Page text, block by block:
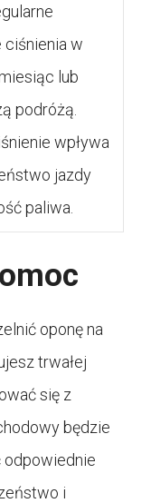
ciśnienia w
lub
podróżą.
wpływa
jazdy
paliwa.
oponę na
trwałej
się z
będzie
odpowiednie
i